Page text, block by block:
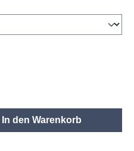
gewünschten
In den Warenkorb